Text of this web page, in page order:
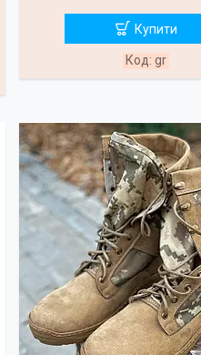
Купити
gr